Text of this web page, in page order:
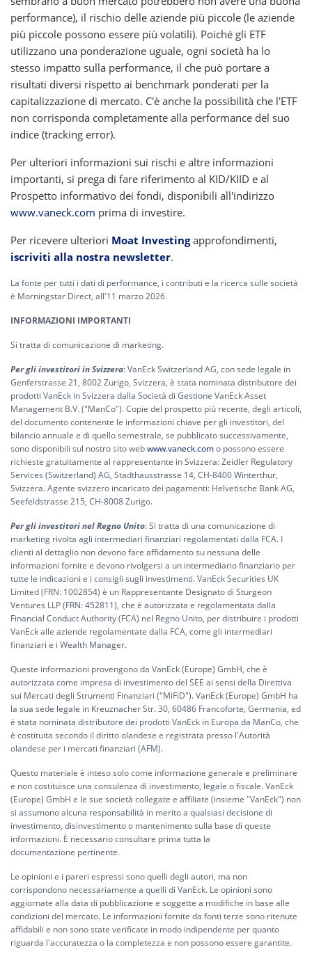
performance), il rischio delle aziende più piccole (le aziende
più piccole possono essere più volatili). Poiché gli ETF
utilizzano una ponderazione uguale, ogni società ha lo
stesso impatto sulla performance, il che può portare a
risultati diversi rispetto ai benchmark ponderati per la
capitalizzazione di mercato. C'è anche la possibilità che l'ETF
non corrisponda completamente alla performance del suo
indice (tracking error).
Per ulteriori informazioni sui rischi e altre informazioni
importanti, si prega di fare riferimento al KID/KIID e al
Prospetto informativo dei fondi, disponibili all'indirizzo
www.vaneck.com prima di investire.
Per ricevere ulteriori Moat Investingapprofondimenti,
iscriviti alla nostra newsletter.
La fonte per tutti i dati di performance, i contributi e la ricerca sulle società
è Morningstar Direct, all'11 marzo 2026.
INFORMAZIONI IMPORTANTI
Si tratta di comunicazione di marketing.
Per gli investitori in Svizzera: VanEck Switzerland AG, con sede legale in
Genferstrasse 21, 8002 Zurigo, Svizzera, è stata nominata distributore dei
prodotti VanEck in Svizzera dalla Società di Gestione VanEck Asset
Management B.V. ("ManCo"). Copie del prospetto più recente, degli articoli,
del documento contenente le informazioni chiave per gli investitori, del
bilancio annuale e di quello semestrale, se pubblicato successivamente,
sono disponibili sul nostro sito webwww.vaneck.como possono essere
richieste gratuitamente al rappresentante in Svizzera: Zeidler Regulatory
Services (Switzerland) AG, Stadthausstrasse 14, CH-8400 Winterthur,
Svizzera. Agente svizzero incaricato dei pagamenti: Helvetische Bank AG,
Seefeldstrasse 215, CH-8008 Zurigo.
Per gli investitori nel Regno Unito: Si tratta di una comunicazione di
marketing rivolta agli intermediari finanziari regolamentati dalla FCA. I
clienti al dettaglio non devono fare affidamento su nessuna delle
informazioni fornite e devono rivolgersi a un intermediario finanziario per
tutte le indicazioni e i consigli sugli investimenti. VanEck Securities UK
Limited (FRN: 1002854) è un Rappresentante Designato di Sturgeon
Ventures LLP (FRN: 452811), che è autorizzata e regolamentata dalla
Financial Conduct Authority (FCA) nel Regno Unito, per distribuire i prodotti
VanEck alle aziende regolamentate dalla FCA, come gli intermediari
finanziari e i Wealth Manager.
Queste informazioni provengono da VanEck (Europe) GmbH, che è
autorizzata come impresa di investimento del SEE ai sensi della Direttiva
sui Mercati degli Strumenti Finanziari ("MiFiD"). VanEck (Europe) GmbH ha
la sua sede legale in Kreuznacher Str. 30, 60486 Francoforte, Germania, ed
è stata nominata distributore dei prodotti VanEck in Europa da ManCo, che
è costituita secondo il diritto olandese e registrata presso l'Autorità
olandese per i mercati finanziari (AFM).
Questo materiale è inteso solo come informazione generale e preliminare
e non costituisce una consulenza di investimento, legale o fiscale. VanEck
(Europe) GmbH e le sue società collegate e affiliate (insieme "VanEck") non
si assumono alcuna responsabilità in merito a qualsiasi decisione di
investimento, disinvestimento o mantenimento sulla base di queste
informazioni. È necessario consultare prima tutta la
documentazione pertinente.
Le opinioni e i pareri espressi sono quelli degli autori, ma non
corrispondono necessariamente a quelli di VanEck. Le opinioni sono
aggiornate alla data di pubblicazione e soggette a modifiche in base alle
condizioni del mercato. Le informazioni fornite da fonti terze sono ritenute
affidabili e non sono state verificate in modo indipendente per quanto
riguarda l'accuratezza o la completezza e non possono essere garantite.